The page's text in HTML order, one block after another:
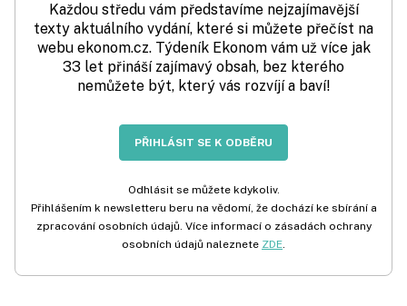
Každou středu vám představíme nejzajímavější
texty aktuálního vydání, které si můžete přečíst na
webu ekonom.cz. Týdeník Ekonom vám už více jak
33 let přináší zajímavý obsah, bez kterého
nemůžete být, který vás rozvíjí a baví!
PŘIHLÁSIT SE K ODBĚRU
Odhlásit se můžete kdykoliv.
Přihlášením k newsletteru beru na vědomí, že dochází ke sbírání a
zpracování osobních údajů. Více informací o zásadách ochrany
osobních údajů naleznete ZDE.